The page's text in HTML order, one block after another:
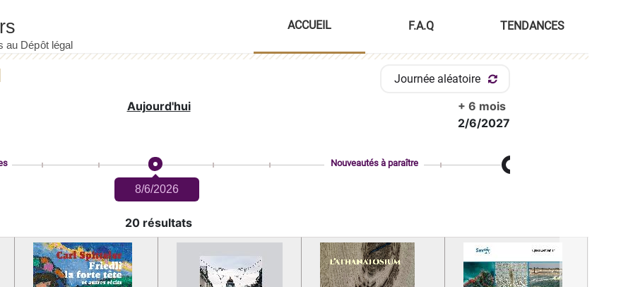
ACCUEIL F.A.Q TENDANCES
Journée aléatoire
Aujourd'hui
+ 6 mois
2/6/2027
8/6/2026
Nouveautés à paraître
20 résultats